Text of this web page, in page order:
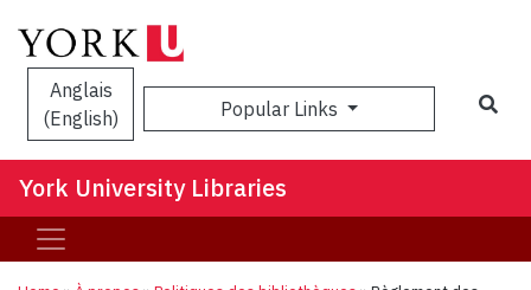
Anglais
(English)
Popular Links
York University Libraries